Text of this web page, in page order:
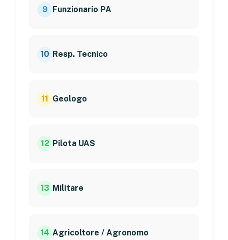
9 Funzionario PA
10 Resp. Tecnico
11 Geologo
12 Pilota UAS
13 Militare
14 Agricoltore / Agronomo